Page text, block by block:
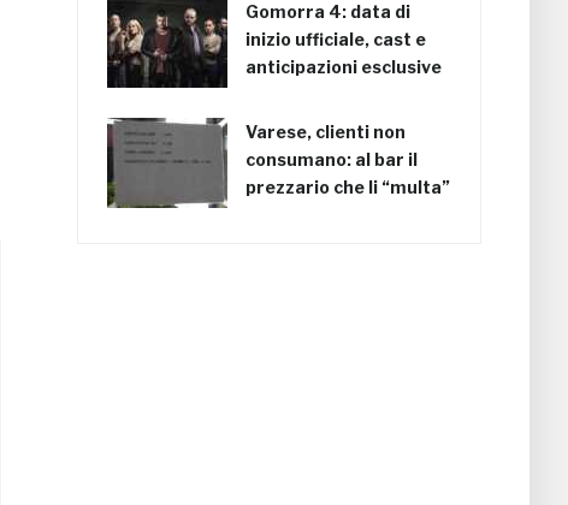
Gomorra 4: data di
inizio ufficiale, cast e
anticipazioni esclusive
Varese, clienti non
consumano: al bar il
prezzario che li “multa”